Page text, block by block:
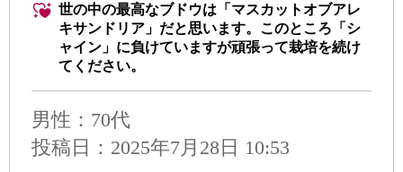
世の中の最高なブドウは「マスカットオブアレ
キサンドリア」だと思います。このところ「シ
ャイン」に負けていますが頑張って栽培を続け
てください。
男性 ：70代
投稿日：2025年7月28日 10:53